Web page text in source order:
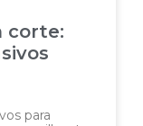
corte:
para